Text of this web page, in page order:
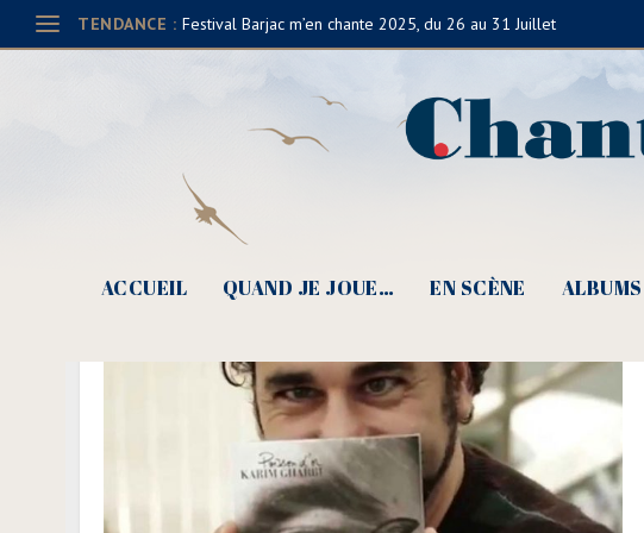
TENDANCE : Festival Barjac m’en chante 2025, du 26 au 31 Juillet
ACCUEIL QUAND JE JOUE… EN SCÈNE ALBUMS